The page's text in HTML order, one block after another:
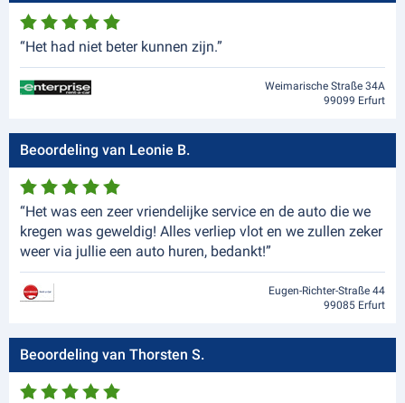
“Het had niet beter kunnen zijn.”
Weimarische Straße 34A
99099 Erfurt
Beoordeling van Leonie B.
“Het was een zeer vriendelijke service en de auto die we
kregen was geweldig! Alles verliep vlot en we zullen zeker
weer via jullie een auto huren, bedankt!”
Eugen-Richter-Straße 44
99085 Erfurt
Beoordeling van Thorsten S.